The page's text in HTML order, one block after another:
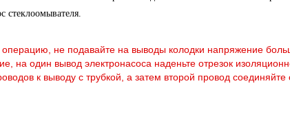
стеклоомывателя.
не подавайте на выводы колодки напряжение
на один вывод электронасоса наденьте отрезок
к выводу с трубкой, а затем второй провод соединяйте